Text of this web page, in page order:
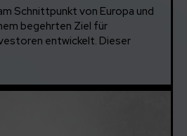
Schnittpunkt von Europa und
begehrten Ziel für
entwickelt. Dieser